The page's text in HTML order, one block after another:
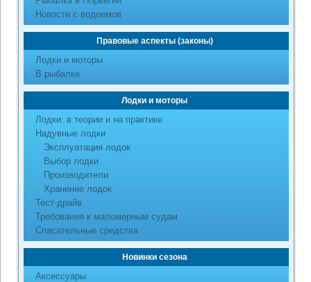
Новости с водоемов
Правовые аспекты (законы)
Лодки и моторы
В рыбалке
Лодки и моторы
Лодки: в теории и на практике
Надувные лодки
Эксплуатация лодок
Выбор лодки
Производители
Хранение лодок
Тест-драйв
Требования к маломерным судам
Спасательные средства
Новинки сезона
Аксессуары